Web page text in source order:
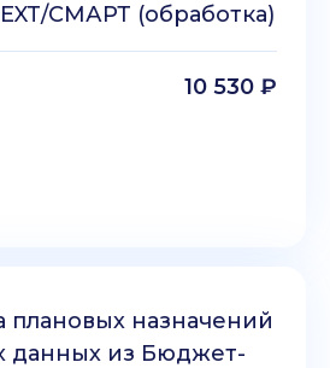
СМАРТ (обработка)
10 530 ₽
плановых назначений
данных из Бюджет-